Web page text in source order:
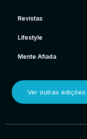
Revistas
Lifestyle
Mente Afiada
Ver outras edições